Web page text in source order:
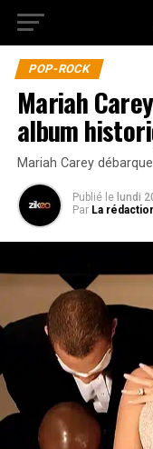
POP-ROCK
Mariah
album
Mariah Carey
Publié le lundi
Par La